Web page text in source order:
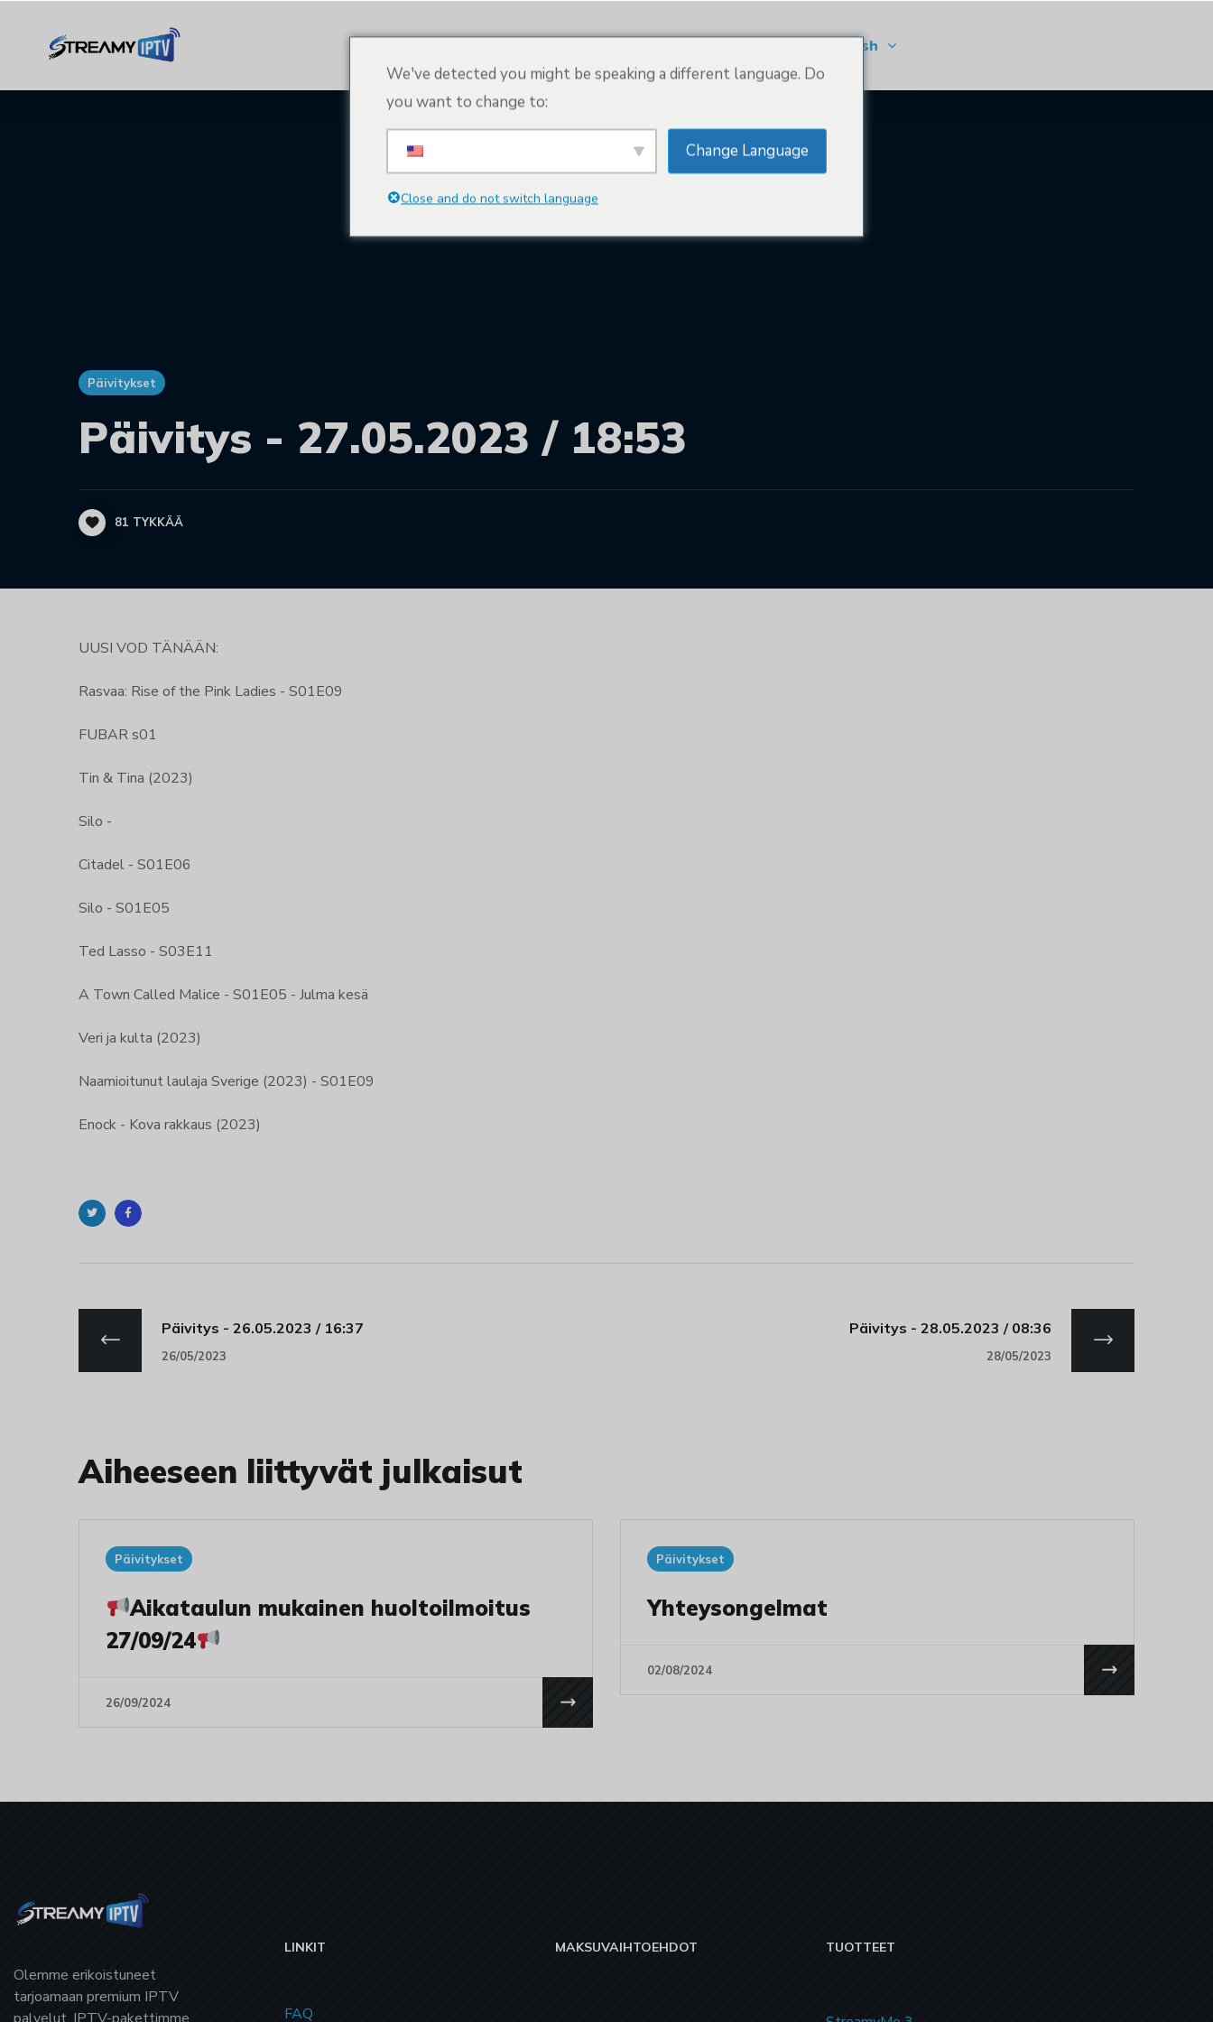
Finnish
Päivitykset
Päivitys - 27.05.2023 / 18:53
81 TYKKÄÄ
UUSI VOD TÄNÄÄN:
Rasvaa: Rise of the Pink Ladies - S01E09
FUBAR s01
Tin & Tina (2023)
Silo -
Citadel - S01E06
Silo - S01E05
Ted Lasso - S03E11
A Town Called Malice - S01E05 - Julma kesä
Veri ja kulta (2023)
Naamioitunut laulaja Sverige (2023) - S01E09
Enock - Kova rakkaus (2023)
Viserrys
Päivitys - 26.05.2023 / 16:37
26/05/2023
Päivitys - 28.05.2023 / 08:36
28/05/2023
Aiheeseen liittyvät julkaisut
Päivitykset
Aikataulun mukainen huoltoilmoitus
27/09/24
26/09/2024
Päivitykset
Yhteysongelmat
02/08/2024
Olemme erikoistuneet
tarjoamaan premium IPTV
LINKIT
FAQ
MAKSUVAIHTOEHDOT TUOTTEET
We've detected you might be speaking a different language. Do
you want to change to:
Change Language
Close and do not switch language